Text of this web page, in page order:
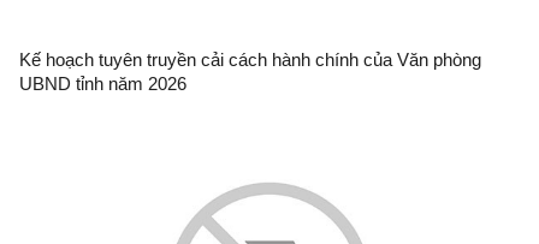
Kế hoạch tuyên truyền cải cách hành chính của Văn phòng
UBND tỉnh năm 2026